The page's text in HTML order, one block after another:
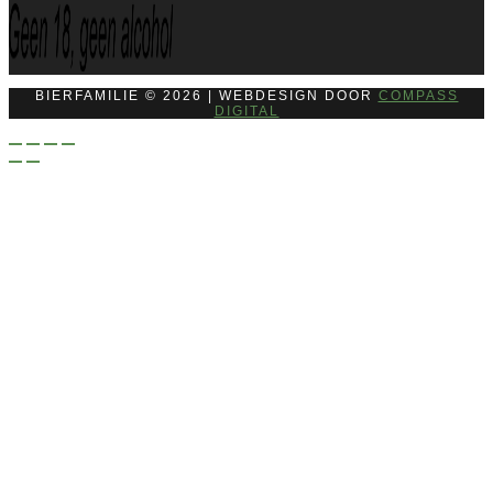
BIERFAMILIE © 2026 | WEBDESIGN DOOR COMPASS
DIGITAL